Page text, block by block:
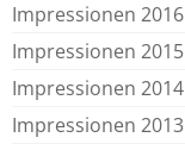
Impressionen 2016
Impressionen 2015
Impressionen 2014
Impressionen 2013